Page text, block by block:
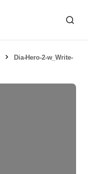
Dia-Hero-2-w_Write-